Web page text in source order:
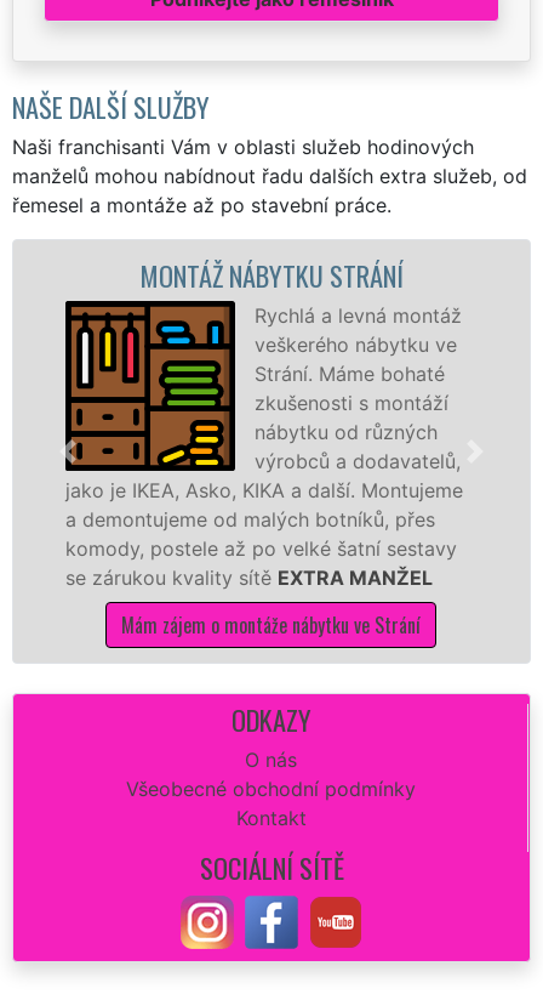
NAŠE DALŠÍ SLUŽBY
Naši franchisanti Vám v oblasti služeb hodinových
manželů mohou nabídnout řadu dalších extra služeb, od
řemesel a montáže až po stavební práce.
MONTÁŽ NÁBYTKU STRÁNÍ
Rychlá a levná montáž
veškerého nábytku ve
Strání. Máme bohaté
zkušenosti s montáží
nábytku od různých
výrobců a dodavatelů,
je IKEA, Asko, KIKA a další. Montujeme
od malých botníků, přes
postele až po velké šatní sestavy
zárukou kvality sítěEXTRA MANŽEL
Mám zájem o montáže nábytku ve Strání
ODKAZY
O nás
Všeobecné obchodní podmínky
Kontakt
SOCIÁLNÍ SÍTĚ